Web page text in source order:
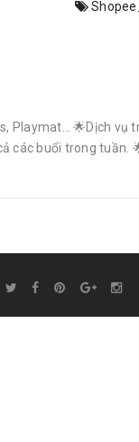
Playmat… 🌟Dịch
buổi trong tuần.